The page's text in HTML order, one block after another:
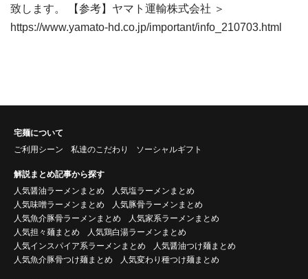
致します。 【参考】ヤマト運輸株式会社 ＞
https://www.yamato-hd.co.jp/important/info_210703.html
宅麺について
ご利用シーン
私達のこだわり ソーシャルギフト
解説まとめ記事から探す
人気醤油ラーメンまとめ
人気塩ラーメンまとめ
人気味噌ラーメンまとめ
人気豚骨ラーメンまとめ
人気魚介豚骨ラーメンまとめ
人気家系ラーメンまとめ
人気担々麺まとめ
人気鶏白湯ラーメンまとめ
人気インスパイア系ラーメンまとめ
人気醤油つけ麺まとめ
人気魚介豚骨つけ麺まとめ
人気変わり種つけ麺まとめ